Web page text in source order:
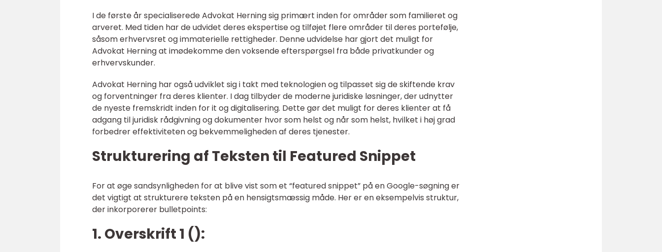
I de første år specialiserede Advokat Herning sig primært inden for områder som familieret og
arveret. Med tiden har de udvidet deres ekspertise og tilføjet flere områder til deres portefølje,
såsom erhvervsret og immaterielle rettigheder. Denne udvidelse har gjort det muligt for
Advokat Herning at imødekomme den voksende efterspørgsel fra både privatkunder og
erhvervskunder.
Advokat Herning har også udviklet sig i takt med teknologien og tilpasset sig de skiftende krav
og forventninger fra deres klienter. I dag tilbyder de moderne juridiske løsninger, der udnytter
de nyeste fremskridt inden for it og digitalisering. Dette gør det muligt for deres klienter at få
adgang til juridisk rådgivning og dokumenter hvor som helst og når som helst, hvilket i høj grad
forbedrer effektiviteten og bekvemmeligheden af deres tjenester.
Strukturering af Teksten til Featured Snippet
For at øge sandsynligheden for at blive vist som et “featured snippet” på en Google-søgning er
det vigtigt at strukturere teksten på en hensigtsmæssig måde. Her er en eksempelvis struktur,
der inkorporerer bulletpoints:
1. Overskrift 1 ():